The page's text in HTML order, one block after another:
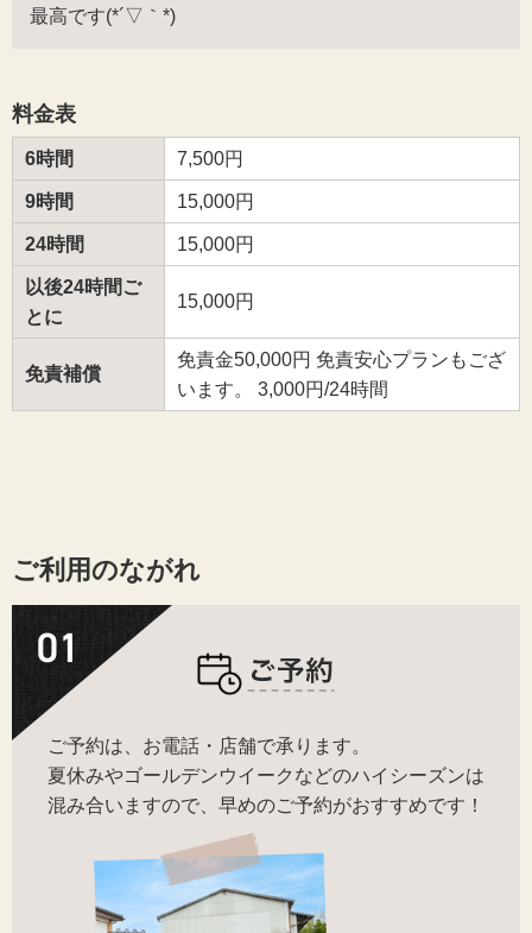
最高です(*´▽｀*)
料金表
6時間 7,500円
9時間 15,000円
24時間 15,000円
以後24時間ご
とに
15,000円
免責補償
免責金50,000円 免責安心プランもござ
います。 3,000円/24時間
ご利用のながれ
ご予約は、お電話・店舗で承ります。
夏休みやゴールデンウイークなどのハイシーズンは
混み合いますので、早めのご予約がおすすめです！